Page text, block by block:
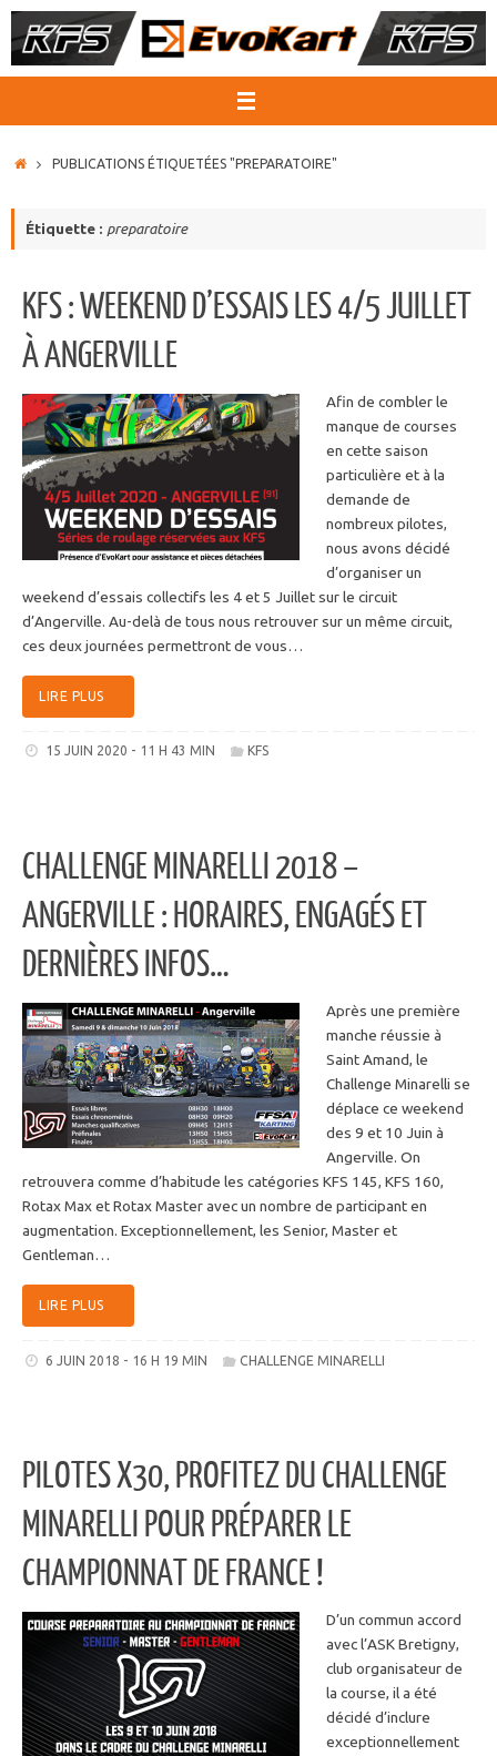
Passer
au
ACCUEIL
PUBLICATIONS ÉTIQUETÉES "PREPARATOIRE"
Étiquette : preparatoire
KFS : WEEKEND D’ESSAIS LES 4/5 JUILLET
À ANGERVILLE
Afin de combler le
manque de courses
en cette saison
particulière et à la
demande de
nombreux pilotes,
nous avons décidé
d’organiser un
weekend d’essais collectifs les 4 et 5 Juillet sur le circuit
d’Angerville. Au-delà de tous nous retrouver sur un même circuit,
ces deux journées permettront de vous…
LIRE PLUS
15 JUIN 2020 - 11 H 43 MIN KFS
CHALLENGE MINARELLI 2018 –
ANGERVILLE : HORAIRES, ENGAGÉS ET
DERNIÈRES INFOS…
Après une première
manche réussie à
Saint Amand, le
Challenge Minarelli se
déplace ce weekend
des 9 et 10 Juin à
Angerville. On
retrouvera comme d’habitude les catégories KFS 145, KFS 160,
Rotax Max et Rotax Master avec un nombre de participant en
augmentation. Exceptionnellement, les Senior, Master et
Gentleman…
LIRE PLUS
6 JUIN 2018 - 16 H 19 MIN CHALLENGE MINARELLI
PILOTES X30, PROFITEZ DU CHALLENGE
MINARELLI POUR PRÉPARER LE
CHAMPIONNAT DE FRANCE !
D’un commun accord
avec l’ASK Bretigny,
club organisateur de
la course, il a été
décidé d’inclure
exceptionnellement